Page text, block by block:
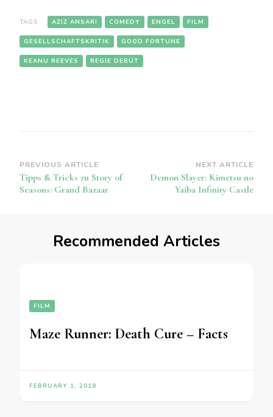
TAGS: AZIZ ANSARI COMEDY ENGEL FILM
GESELLSCHAFTSKRITIK GOOD FORTUNE
KEANU REEVES REGIE DEBÜT
Post
Navigation
PREVIOUS ARTICLE
Tipps & Tricks zu Story of
Seasons: Grand Bazaar
NEXT ARTICLE
Demon Slayer: Kimetsu no
Yaiba Infinity Castle
Recommended Articles
FILM
Maze Runner: Death Cure – Facts
FEBRUARY 1, 2018